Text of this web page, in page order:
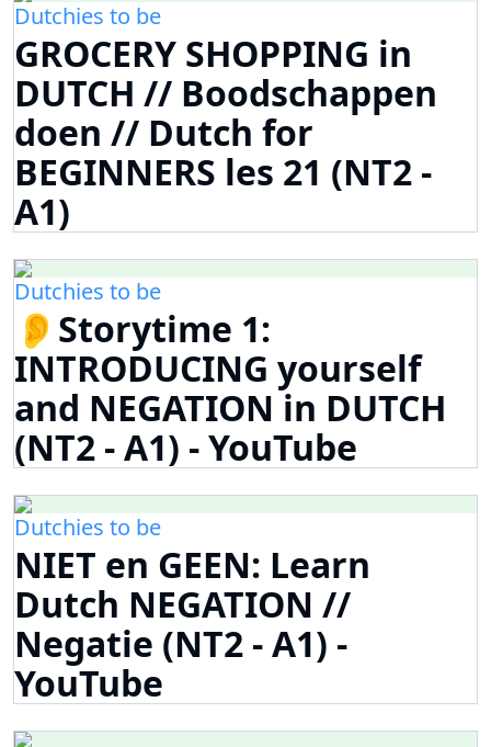
Dutchies to be
GROCERY SHOPPING in
DUTCH // Boodschappen
doen // Dutch for
BEGINNERS les 21 (NT2 -
A1)
Dutchies to be
👂Storytime 1:
INTRODUCING yourself
and NEGATION in DUTCH
(NT2 - A1) - YouTube
Dutchies to be
NIET en GEEN: Learn
Dutch NEGATION //
Negatie (NT2 - A1) -
YouTube